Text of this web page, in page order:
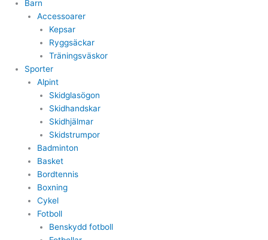
Barn
Accessoarer
Kepsar
Ryggsäckar
Träningsväskor
Sporter
Alpint
Skidglasögon
Skidhandskar
Skidhjälmar
Skidstrumpor
Badminton
Basket
Bordtennis
Boxning
Cykel
Fotboll
Benskydd fotboll